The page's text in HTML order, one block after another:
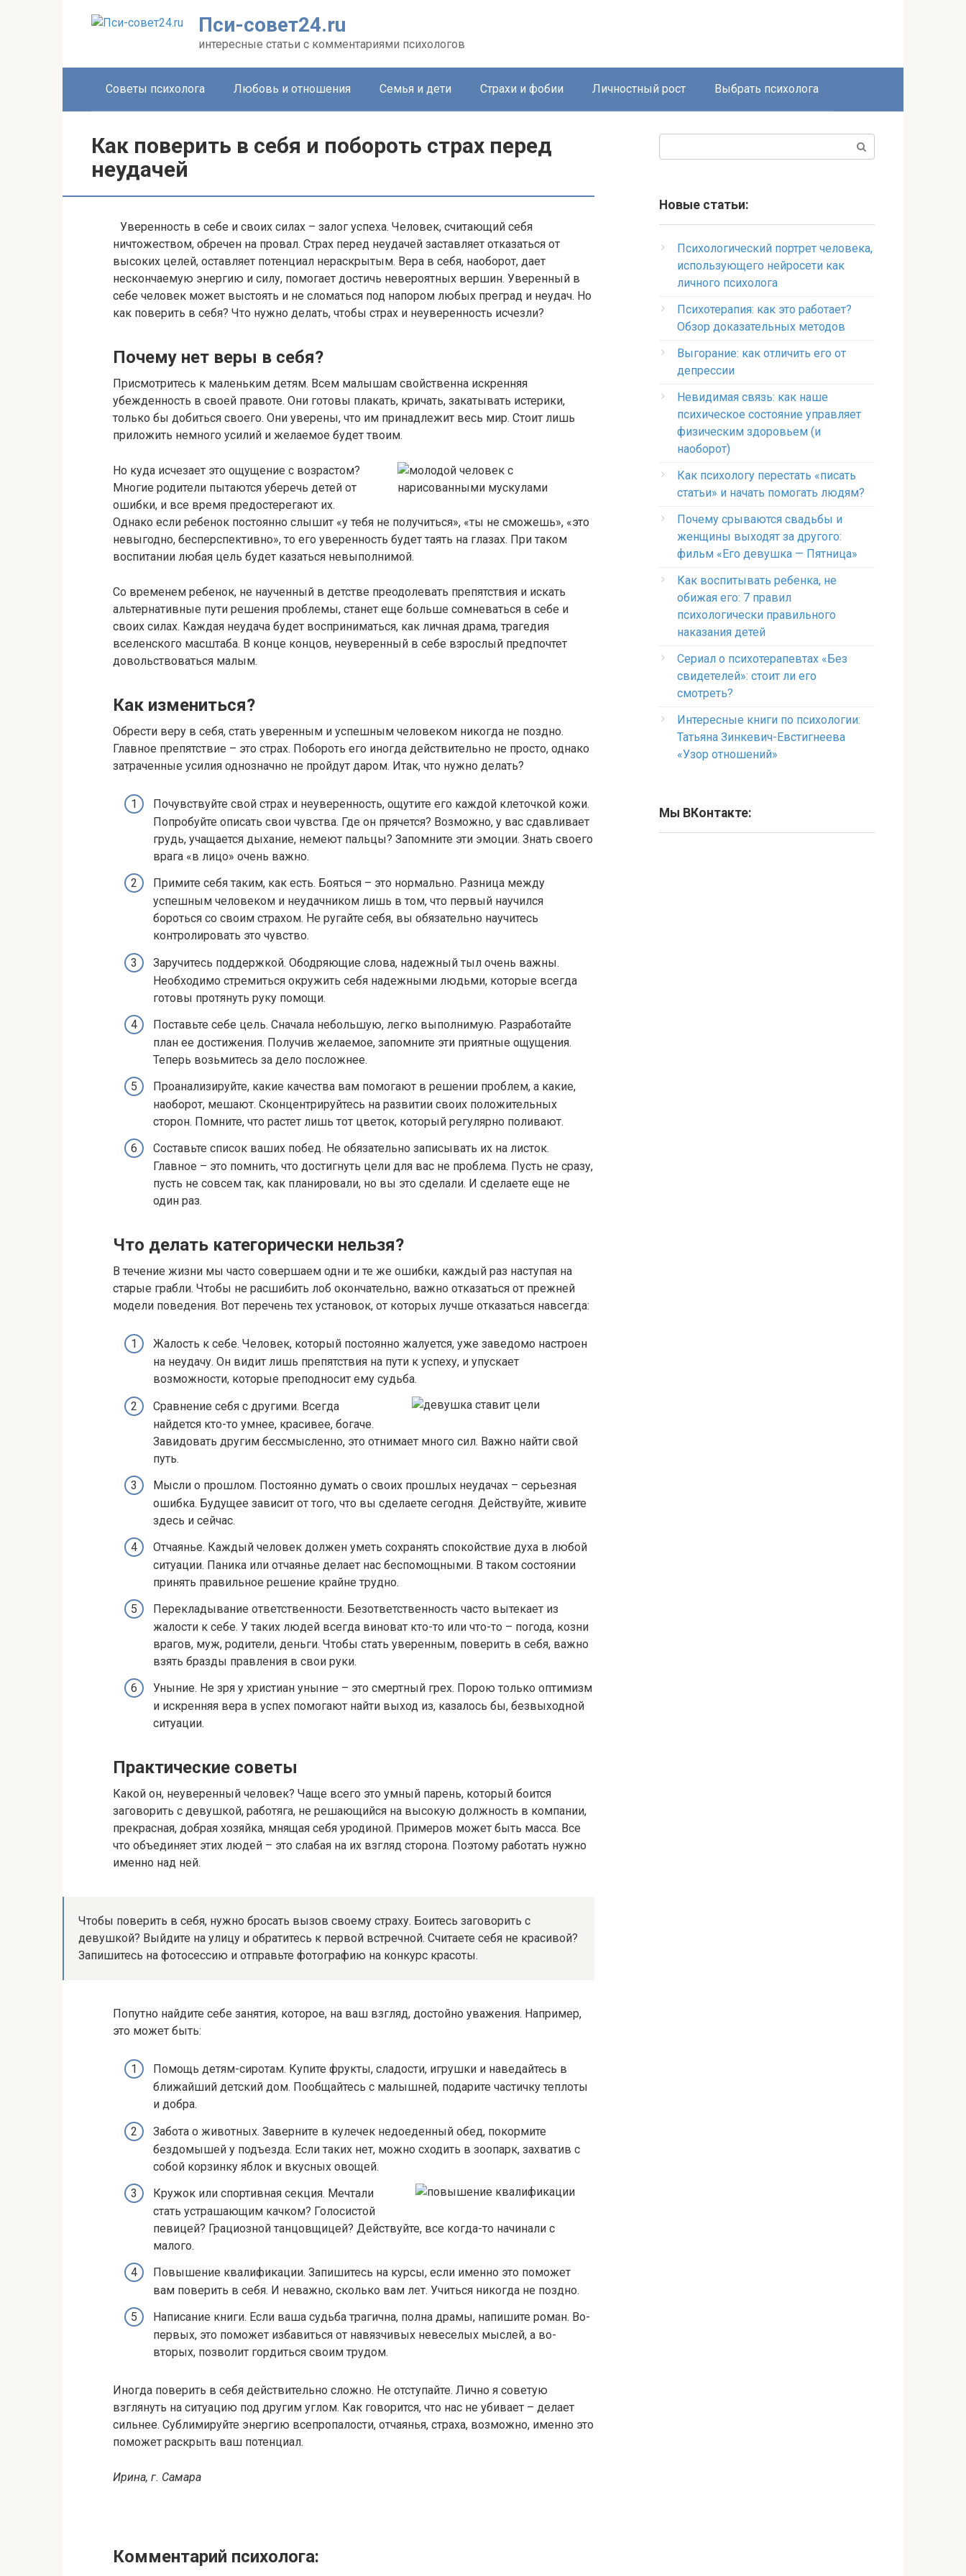
Пси-совет24.ru
интересные статьи с комментариями психологов
Советы психолога Любовь и отношения Семья и дети Страхи и фобии Личностный рост Выбрать психолога
Как поверить в себя и побороть страх перед
неудачей
Уверенность в себе и своих силах – залог успеха. Человек, считающий себя
ничтожеством, обречен на провал. Страх перед неудачей заставляет отказаться от
высоких целей, оставляет потенциал нераскрытым. Вера в себя, наоборот, дает
нескончаемую энергию и силу, помогает достичь невероятных вершин. Уверенный в
себе человек может выстоять и не сломаться под напором любых преград и неудач. Но
как поверить в себя? Что нужно делать, чтобы страх и неуверенность исчезли?
Почему нет веры в себя?
Присмотритесь к маленьким детям. Всем малышам свойственна искренняя
убежденность в своей правоте. Они готовы плакать, кричать, закатывать истерики,
только бы добиться своего. Они уверены, что им принадлежит весь мир. Стоит лишь
приложить немного усилий и желаемое будет твоим.
Но куда исчезает это ощущение с возрастом?
Многие родители пытаются уберечь детей от
ошибки, и все время предостерегают их.
Однако если ребенок постоянно слышит «у тебя не получиться», «ты не сможешь», «это
невыгодно, бесперспективно», то его уверенность будет таять на глазах. При таком
воспитании любая цель будет казаться невыполнимой.
Со временем ребенок, не наученный в детстве преодолевать препятствия и искать
альтернативные пути решения проблемы, станет еще больше сомневаться в себе и
своих силах. Каждая неудача будет восприниматься, как личная драма, трагедия
вселенского масштаба. В конце концов, неуверенный в себе взрослый предпочтет
довольствоваться малым.
Как измениться?
Обрести веру в себя, стать уверенным и успешным человеком никогда не поздно.
Главное препятствие – это страх. Побороть его иногда действительно не просто, однако
затраченные усилия однозначно не пройдут даром. Итак, что нужно делать?
Почувствуйте свой страх и неуверенность, ощутите его каждой клеточкой кожи.
Попробуйте описать свои чувства. Где он прячется? Возможно, у вас сдавливает
грудь, учащается дыхание, немеют пальцы? Запомните эти эмоции. Знать своего
врага «в лицо» очень важно.
Примите себя таким, как есть. Бояться – это нормально. Разница между
успешным человеком и неудачником лишь в том, что первый научился
бороться со своим страхом. Не ругайте себя, вы обязательно научитесь
контролировать это чувство.
Заручитесь поддержкой. Ободряющие слова, надежный тыл очень важны.
Необходимо стремиться окружить себя надежными людьми, которые всегда
готовы протянуть руку помощи.
Поставьте себе цель. Сначала небольшую, легко выполнимую. Разработайте
план ее достижения. Получив желаемое, запомните эти приятные ощущения.
Теперь возьмитесь за дело посложнее.
Проанализируйте, какие качества вам помогают в решении проблем, а какие,
наоборот, мешают. Сконцентрируйтесь на развитии своих положительных
сторон. Помните, что растет лишь тот цветок, который регулярно поливают.
Составьте список ваших побед. Не обязательно записывать их на листок.
Главное – это помнить, что достигнуть цели для вас не проблема. Пусть не сразу,
пусть не совсем так, как планировали, но вы это сделали. И сделаете еще не
один раз.
Что делать категорически нельзя?
В течение жизни мы часто совершаем одни и те же ошибки, каждый раз наступая на
старые грабли. Чтобы не расшибить лоб окончательно, важно отказаться от прежней
модели поведения. Вот перечень тех установок, от которых лучше отказаться навсегда:
Жалость к себе. Человек, который постоянно жалуется, уже заведомо настроен
на неудачу. Он видит лишь препятствия на пути к успеху, и упускает
возможности, которые преподносит ему судьба.
Сравнение себя с другими. Всегда
найдется кто-то умнее, красивее, богаче.
Завидовать другим бессмысленно, это отнимает много сил. Важно найти свой
путь.
Мысли о прошлом. Постоянно думать о своих прошлых неудачах – серьезная
ошибка. Будущее зависит от того, что вы сделаете сегодня. Действуйте, живите
здесь и сейчас.
Отчаянье. Каждый человек должен уметь сохранять спокойствие духа в любой
ситуации. Паника или отчаянье делает нас беспомощными. В таком состоянии
принять правильное решение крайне трудно.
Перекладывание ответственности. Безответственность часто вытекает из
жалости к себе. У таких людей всегда виноват кто-то или что-то – погода, козни
врагов, муж, родители, деньги. Чтобы стать уверенным, поверить в себя, важно
взять бразды правления в свои руки.
Уныние. Не зря у христиан уныние – это смертный грех. Порою только оптимизм
и искренняя вера в успех помогают найти выход из, казалось бы, безвыходной
ситуации.
Практические советы
Какой он, неуверенный человек? Чаще всего это умный парень, который боится
заговорить с девушкой, работяга, не решающийся на высокую должность в компании,
прекрасная, добрая хозяйка, мнящая себя уродиной. Примеров может быть масса. Все
что объединяет этих людей – это слабая на их взгляд сторона. Поэтому работать нужно
именно над ней.
Чтобы поверить в себя, нужно бросать вызов своему страху. Боитесь заговорить с
девушкой? Выйдите на улицу и обратитесь к первой встречной. Считаете себя не красивой?
Запишитесь на фотосессию и отправьте фотографию на конкурс красоты.
Попутно найдите себе занятия, которое, на ваш взгляд, достойно уважения. Например,
это может быть:
Помощь детям-сиротам. Купите фрукты, сладости, игрушки и наведайтесь в
ближайший детский дом. Пообщайтесь с малышней, подарите частичку теплоты
и добра.
Забота о животных. Заверните в кулечек недоеденный обед, покормите
бездомышей у подъезда. Если таких нет, можно сходить в зоопарк, захватив с
собой корзинку яблок и вкусных овощей.
Кружок или спортивная секция. Мечтали
стать устрашающим качком? Голосистой
певицей? Грациозной танцовщицей? Действуйте, все когда-то начинали с
малого.
Повышение квалификации. Запишитесь на курсы, если именно это поможет
вам поверить в себя. И неважно, сколько вам лет. Учиться никогда не поздно.
Написание книги. Если ваша судьба трагична, полна драмы, напишите роман. Во-
первых, это поможет избавиться от навязчивых невеселых мыслей, а во-
вторых, позволит гордиться своим трудом.
Иногда поверить в себя действительно сложно. Не отступайте. Лично я советую
взглянуть на ситуацию под другим углом. Как говорится, что нас не убивает – делает
сильнее. Сублимируйте энергию всепропалости, отчаянья, страха, возможно, именно это
поможет раскрыть ваш потенциал.
Ирина, г. Самара
Комментарий психолога:
Новые статьи:
Психологический портрет человека,
использующего нейросети как
личного психолога
Психотерапия: как это работает?
Обзор доказательных методов
Выгорание: как отличить его от
депрессии
Невидимая связь: как наше
психическое состояние управляет
физическим здоровьем (и
наоборот)
Как психологу перестать «писать
статьи» и начать помогать людям?
Почему срываются свадьбы и
женщины выходят за другого:
фильм «Его девушка — Пятница»
Как воспитывать ребенка, не
обижая его: 7 правил
психологически правильного
наказания детей
Сериал о психотерапевтах «Без
свидетелей»: стоит ли его
смотреть?
Интересные книги по психологии:
Татьяна Зинкевич-Евстигнеева
«Узор отношений»
Мы ВКонтакте: